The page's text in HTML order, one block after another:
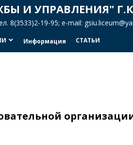
И УПРАВЛЕНИЯ"
8(3533)2-19-95; e-mail:
keyboard_arrow_down Информация СТАТЬИ